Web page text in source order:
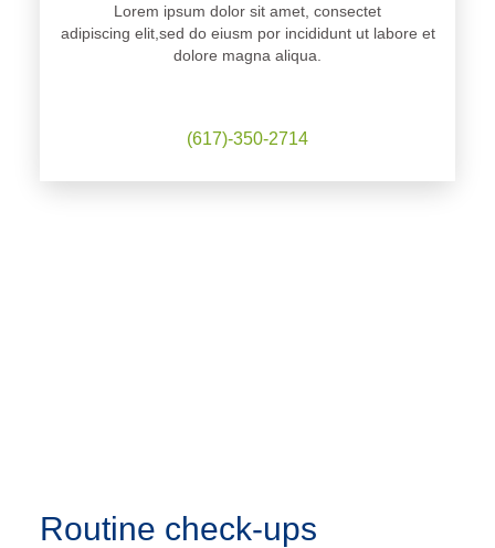
Lorem ipsum dolor sit amet, consectet
adipiscing elit,sed do eiusm por incididunt ut labore et
dolore magna aliqua.
(617)-350-2714
Routine check-ups